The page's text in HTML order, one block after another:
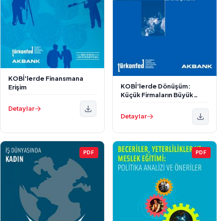
KOBİ'lerde Finansmana
Erişim
Detaylar
KOBİ'lerde Dönüşüm:
Küçük Firmaların Büyük
Detaylar
PDF PDF